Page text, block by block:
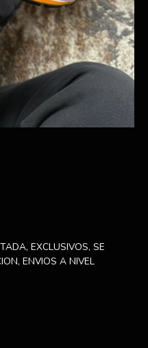
EXCLUSIVOS, SE
ENVIOS A NIVEL